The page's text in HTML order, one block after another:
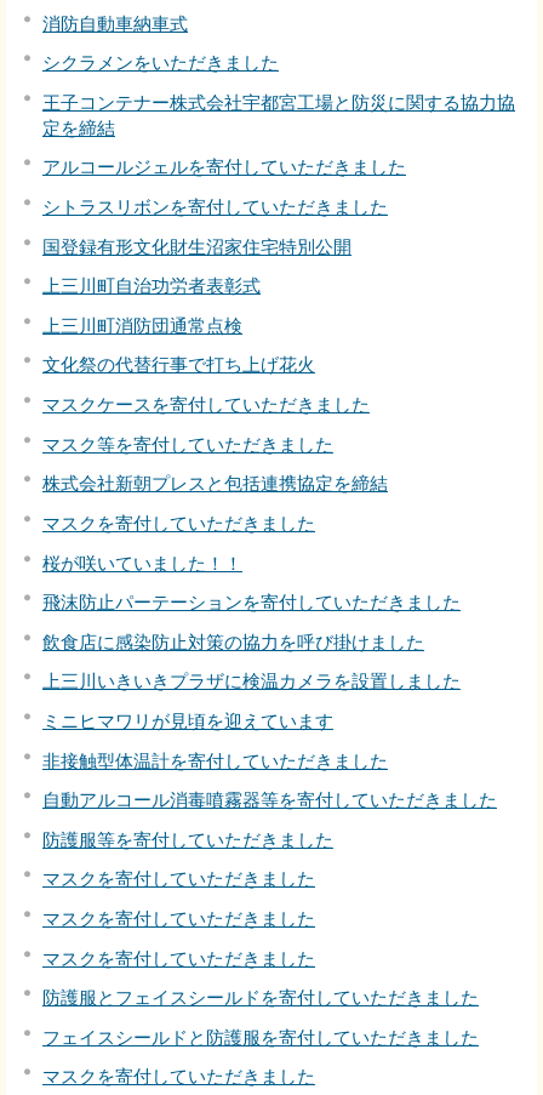
消防自動車納車式
シクラメンをいただきました
王子コンテナー株式会社宇都宮工場と防災に関する協力協
定を締結
アルコールジェルを寄付していただきました
シトラスリボンを寄付していただきました
国登録有形文化財生沼家住宅特別公開
上三川町自治功労者表彰式
上三川町消防団通常点検
文化祭の代替行事で打ち上げ花火
マスクケースを寄付していただきました
マスク等を寄付していただきました
株式会社新朝プレスと包括連携協定を締結
マスクを寄付していただきました
桜が咲いていました！！
飛沫防止パーテーションを寄付していただきました
飲食店に感染防止対策の協力を呼び掛けました
上三川いきいきプラザに検温カメラを設置しました
ミニヒマワリが見頃を迎えています
非接触型体温計を寄付していただきました
自動アルコール消毒噴霧器等を寄付していただきました
防護服等を寄付していただきました
マスクを寄付していただきました
マスクを寄付していただきました
マスクを寄付していただきました
防護服とフェイスシールドを寄付していただきました
フェイスシールドと防護服を寄付していただきました
マスクを寄付していただきました